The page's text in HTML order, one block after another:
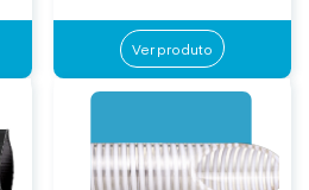
Ver produto